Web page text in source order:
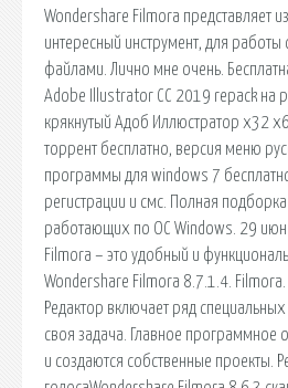
Wondershare Filmora представляет
интересный инструмент, для
файлами. Лично мне очень.
Adobe Illustrator CC 2019 repack на
крякнутый Адоб Иллюстратор x32
торрент бесплатно, версия меню
программы для windows 7
регистрации и смс. Полная
работающих по ОС Windows. 29
Filmora – это удобный и
Wondershare Filmora 8.7.1.4. Filmora.
Редактор включает ряд
своя задача. Главное программное
и создаются собственные проекты.